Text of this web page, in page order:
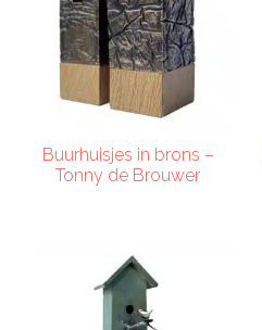
Buurhuisjes in brons –
Tonny de Brouwer